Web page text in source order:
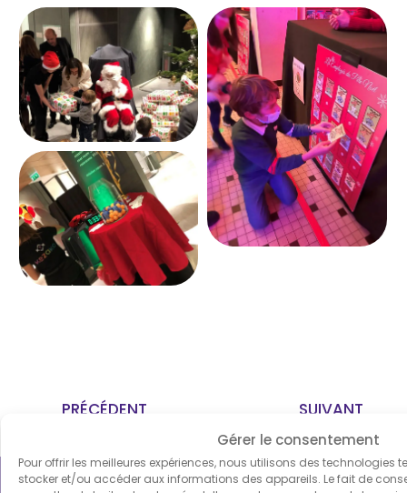
Gérer le consentement
Pour offrir les meilleures expériences, nous utilisons des technologies
stocker et/ou accéder aux informations des appareils. Le fait de
PRÉCÉDENT
SUIVANT
Animation auprès des enfants du centre social Orly